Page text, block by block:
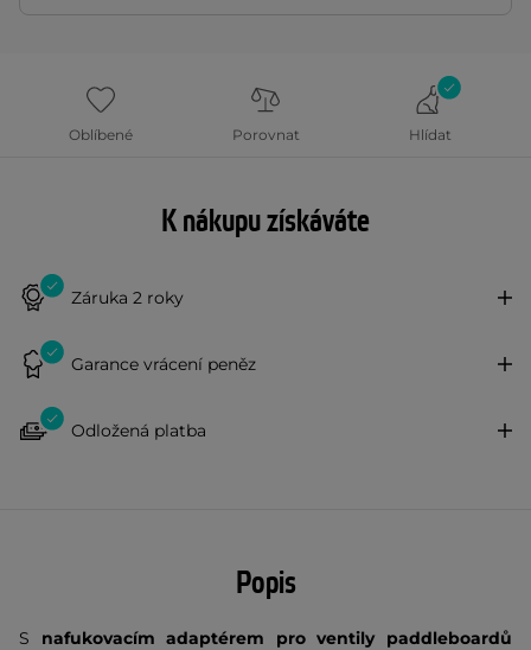
Oblíbené Porovnat Hlídat
K nákupu získáváte
Záruka 2 roky
Garance vrácení peněz
Odložená platba
Popis
S nafukovacím adaptérem pro ventily paddleboardů